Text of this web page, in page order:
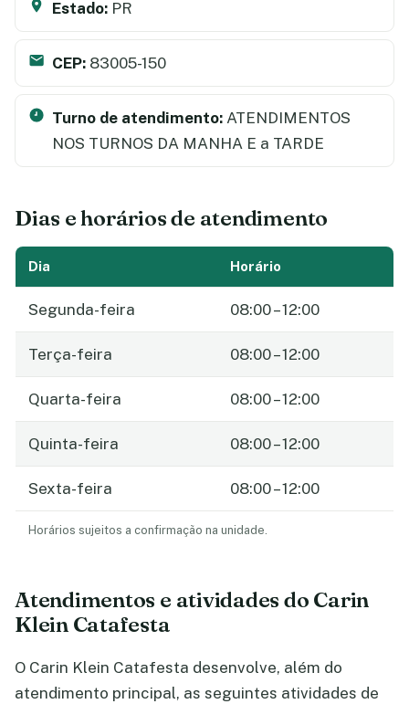
Estado: PR
CEP: 83005-150
Turno de atendimento: ATENDIMENTOS
NOS TURNOS DA MANHA E a TARDE
Dias e horários de atendimento
Dia Horário
Segunda-feira 08:00 – 12:00
Terça-feira 08:00 – 12:00
Quarta-feira 08:00 – 12:00
Quinta-feira 08:00 – 12:00
Sexta-feira 08:00 – 12:00
Horários sujeitos a confirmação na unidade.
Atendimentos e atividades do Carin
Klein Catafesta
O Carin Klein Catafesta desenvolve, além do
atendimento principal, as seguintes atividades de